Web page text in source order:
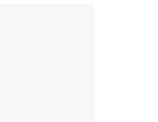
и
тайнами
стал